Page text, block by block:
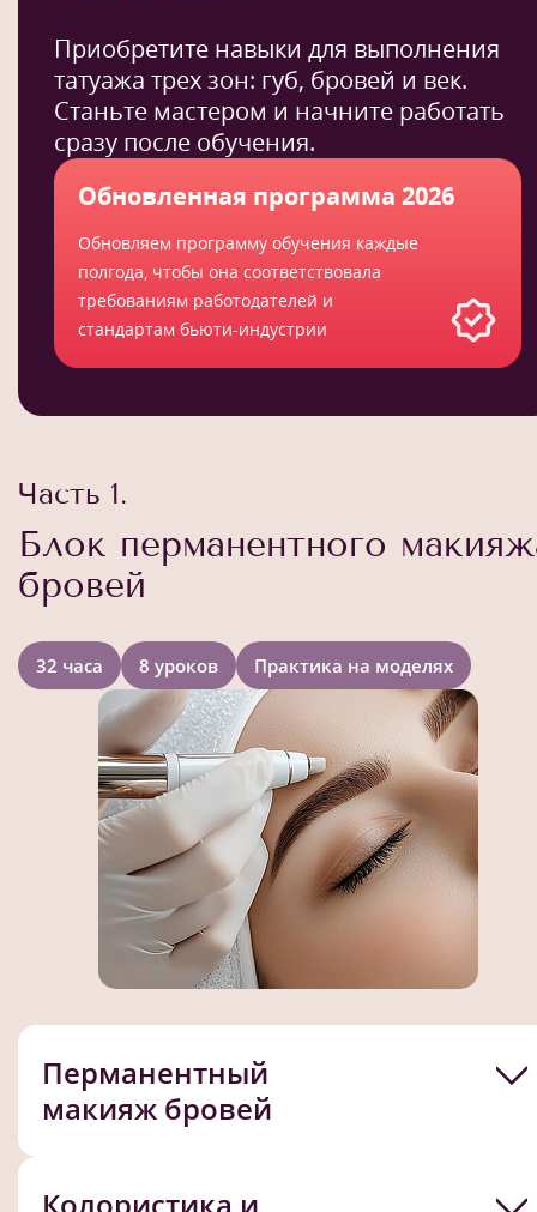
Приобретите навыки для выполнения
татуажа трех зон: губ, бровей и век.
Станьте мастером и начните работать
сразу после обучения.
Обновленная программа 2026
Обновляем программу обучения каждые
полгода, чтобы она соответствовала
требованиям работодателей и
стандартам бьюти-индустрии
Часть 1.
Блок перманентного
бровей
32 часа 8 уроков Практика на моделях
Перманентный
макияж бровей
Колористика и